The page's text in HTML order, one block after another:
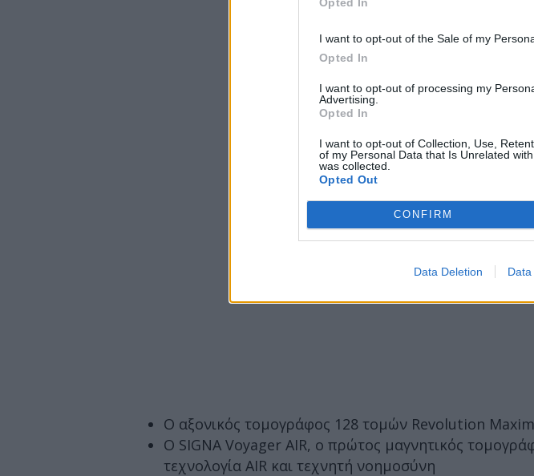
I want to opt-out of the Sale of my
Opted In
I want to opt-out of processing my
Advertising.
Opted In
I want to opt-out of Collection, Use,
of my Personal Data that Is Unrelated
was collected.
Opted Out
CONFIRM
Data Deletion Data
Ο αξονικός τομογράφος 128 τομών Revolution
Ο SIGNA Voyager AIR, ο πρώτος μαγνητικός
τεχνολογία AIR και τεχνητή νοημοσύνη